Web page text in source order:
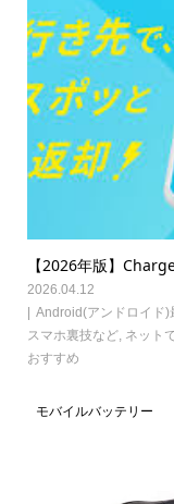
【2026年版】
2026.04.12
Android(アンドロイド)
スマホ裏技など, ネット
おすすめ
モバイルバッテリー